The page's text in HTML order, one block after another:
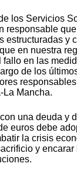
los Servicios
responsable
estructuradas y
en nuestra
en las
de los
La Mancha.
una deuda y
euros debe
la crisis
y